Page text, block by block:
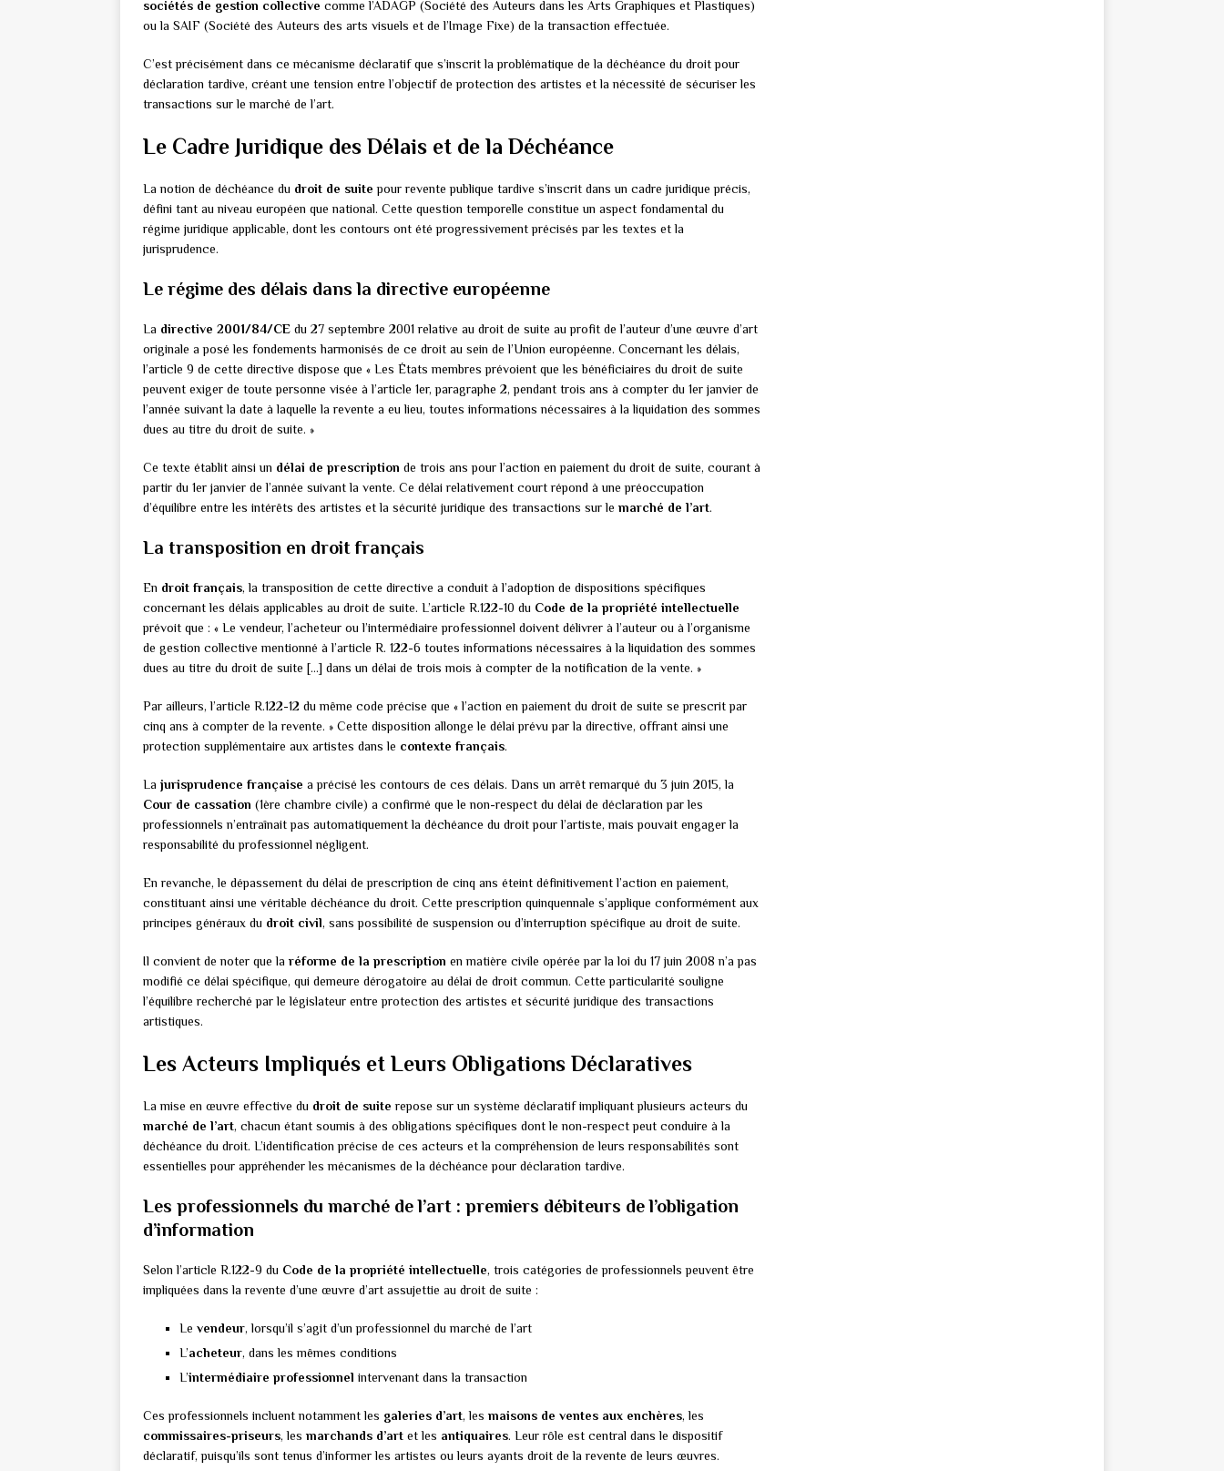
sociétés de gestion collective comme l’ADAGP (Société des Auteurs dans les Arts Graphiques et Plastiques)
ou la SAIF (Société des Auteurs des arts visuels et de l’Image Fixe) de la transaction effectuée.
C’est précisément dans ce mécanisme déclaratif que s’inscrit la problématique de la déchéance du droit pour
déclaration tardive, créant une tension entre l’objectif de protection des artistes et la nécessité de sécuriser les
transactions sur le marché de l’art.
Le Cadre Juridique des Délais et de la Déchéance
La notion de déchéance du droit de suite pour revente publique tardive s’inscrit dans un cadre juridique précis,
défini tant au niveau européen que national. Cette question temporelle constitue un aspect fondamental du
régime juridique applicable, dont les contours ont été progressivement précisés par les textes et la
jurisprudence.
Le régime des délais dans la directive européenne
La directive 2001/84/CE du 27 septembre 2001 relative au droit de suite au profit de l’auteur d’une œuvre d’art
originale a posé les fondements harmonisés de ce droit au sein de l’Union européenne. Concernant les délais,
l’article 9 de cette directive dispose que « Les États membres prévoient que les bénéficiaires du droit de suite
peuvent exiger de toute personne visée à l’article 1er, paragraphe 2, pendant trois ans à compter du 1er janvier de
l’année suivant la date à laquelle la revente a eu lieu, toutes informations nécessaires à la liquidation des sommes
dues au titre du droit de suite. »
Ce texte établit ainsi un délai de prescription de trois ans pour l’action en paiement du droit de suite, courant à
partir du 1er janvier de l’année suivant la vente. Ce délai relativement court répond à une préoccupation
d’équilibre entre les intérêts des artistes et la sécurité juridique des transactions sur le marché de l’art.
La transposition en droit français
En droit français, la transposition de cette directive a conduit à l’adoption de dispositions spécifiques
concernant les délais applicables au droit de suite. L’article R.122-10 du Code de la propriété intellectuelle
prévoit que : « Le vendeur, l’acheteur ou l’intermédiaire professionnel doivent délivrer à l’auteur ou à l’organisme
de gestion collective mentionné à l’article R. 122-6 toutes informations nécessaires à la liquidation des sommes
dues au titre du droit de suite […] dans un délai de trois mois à compter de la notification de la vente. »
Par ailleurs, l’article R.122-12 du même code précise que « l’action en paiement du droit de suite se prescrit par
cinq ans à compter de la revente. » Cette disposition allonge le délai prévu par la directive, offrant ainsi une
protection supplémentaire aux artistes dans le contexte français.
La jurisprudence française a précisé les contours de ces délais. Dans un arrêt remarqué du 3 juin 2015, la
Cour de cassation (1ère chambre civile) a confirmé que le non-respect du délai de déclaration par les
professionnels n’entraînait pas automatiquement la déchéance du droit pour l’artiste, mais pouvait engager la
responsabilité du professionnel négligent.
En revanche, le dépassement du délai de prescription de cinq ans éteint définitivement l’action en paiement,
constituant ainsi une véritable déchéance du droit. Cette prescription quinquennale s’applique conformément aux
principes généraux du droit civil, sans possibilité de suspension ou d’interruption spécifique au droit de suite.
Il convient de noter que la réforme de la prescription en matière civile opérée par la loi du 17 juin 2008 n’a pas
modifié ce délai spécifique, qui demeure dérogatoire au délai de droit commun. Cette particularité souligne
l’équilibre recherché par le législateur entre protection des artistes et sécurité juridique des transactions
artistiques.
Les Acteurs Impliqués et Leurs Obligations Déclaratives
La mise en œuvre effective du droit de suite repose sur un système déclaratif impliquant plusieurs acteurs du
marché de l’art, chacun étant soumis à des obligations spécifiques dont le non-respect peut conduire à la
déchéance du droit. L’identification précise de ces acteurs et la compréhension de leurs responsabilités sont
essentielles pour appréhender les mécanismes de la déchéance pour déclaration tardive.
Les professionnels du marché de l’art : premiers débiteurs de l’obligation
d’information
Selon l’article R.122-9 du Code de la propriété intellectuelle, trois catégories de professionnels peuvent être
impliquées dans la revente d’une œuvre d’art assujettie au droit de suite :
Le vendeur, lorsqu’il s’agit d’un professionnel du marché de l’art
L’acheteur, dans les mêmes conditions
L’intermédiaire professionnel intervenant dans la transaction
Ces professionnels incluent notamment les galeries d’art, les maisons de ventes aux enchères, les
commissaires-priseurs, les marchands d’art et les antiquaires. Leur rôle est central dans le dispositif
déclaratif, puisqu’ils sont tenus d’informer les artistes ou leurs ayants droit de la revente de leurs œuvres.